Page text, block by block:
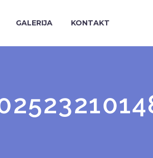
GALERIJA KONTAKT